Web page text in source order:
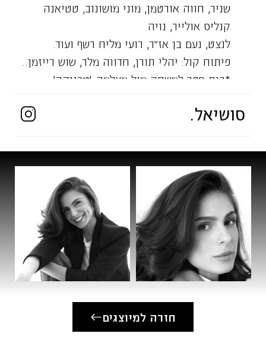
שניר, חווה אורטמן, מוני מושונוב, טטיאנה
קנליס אולייר, נויה
לנצט, נעם בן אז"ר, רועי מליח רשף ועוד…
פיתוח קול: יהלי תורן, חדווה מלר, שוש רייזמן..
*בית ספר למשחק מול מצלמה-׳טכניקה׳
אשכול, רם נהרי ועוד
*סדנאות משחק תיאטרון-אודי בן משה, רונן שמי
ועוד
*לימודי תסריטאות- אסף ציפור
*שירות צבאי- גל"צ
*מגמת תיאטרון בתיכון ‘אלון’
*מגמת תיאטרון חטיבת 'זאב'
*למידת פיתוח קול-אופרה- איזבל האס
*למידת משחק- התיאטרון העירוני הרצליה
• 'המלט' , בימוי: מאור זגורי- תיאטרון הבימה.
• 'אהבתי הראשונה', בימוי: גליה פרדקין-
סושיאל.
חזרה למיוצגים